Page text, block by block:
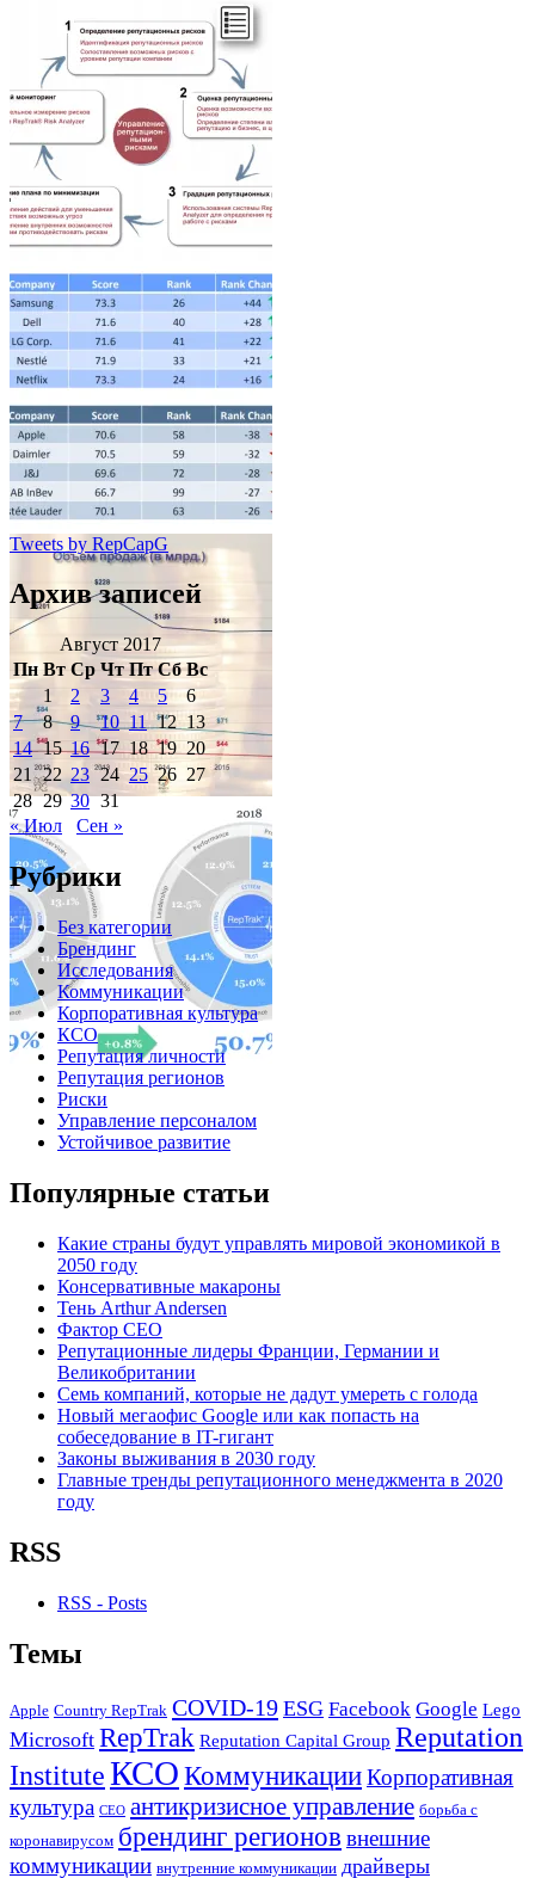
Tweets by RepCapG
Архив записей
Август 2017
Пн Вт Ср Чт Пт Сб Вс
1
2 3 4 5
6
7
8 9 10 11 12 13
14 15 16 17 18 19 20
21
22 23 24 25 26 27
28 29 30 31
« Июл
Сен »
Рубрики
Без категории
Брендинг
Исследования
Коммуникации
Корпоративная культура
КСО
Репутация личности
Репутация регионов
Риски
Управление персоналом
Устойчивое развитие
Популярные статьи
Какие страны будут управлять мировой экономикой в
2050 году
Консервативные макароны
Тень Arthur Andersen
Фактор СЕО
Репутационные лидеры Франции, Германии и
Великобритании
Семь компаний, которые не дадут умереть с голода
Новый мегаофис Google или как попасть на
собеседование в IT-гигант
Законы выживания в 2030 году
Главные тренды репутационного менеджмента в 2020
году
RSS
RSS - Posts
Темы
Apple Country RepTrak COVID-19 ESG Facebook Google Lego
Microsoft RepTrak Reputation Capital Group Reputation
InstituteКСО КоммуникацииКорпоративная
культура СЕО антикризисное управление борьба с
коронавирусом брендинг регионов внешние
коммуникации внутренние коммуникации драйверы